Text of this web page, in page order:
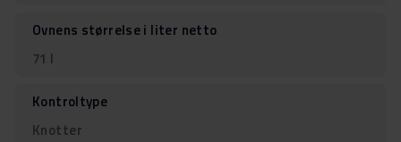
Ovnens størrelse i liter netto
71 l
Kontroltype
Knotter